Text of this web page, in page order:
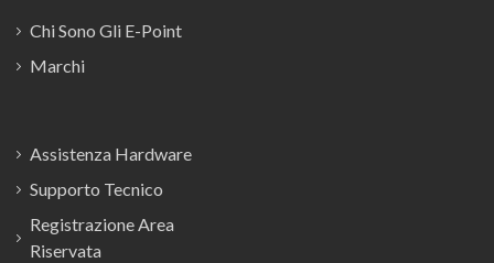
Chi Sono Gli E-Point
Marchi
Assistenza Hardware
Supporto Tecnico
Registrazione Area
Riservata